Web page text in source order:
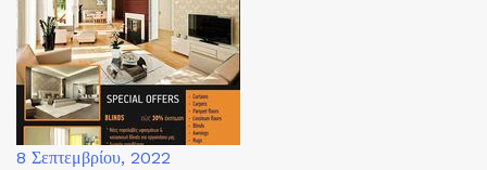
8 Σεπτεμβρίου, 2022